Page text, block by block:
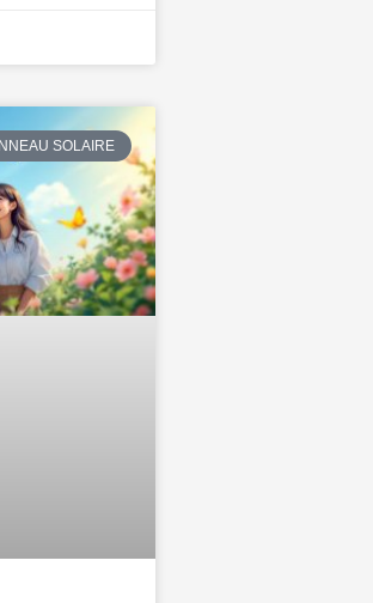
SOLAIRE